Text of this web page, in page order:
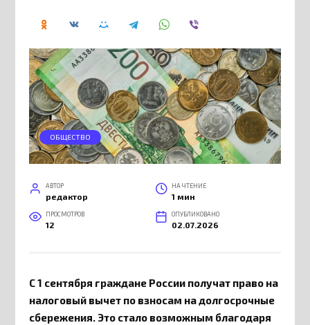
ОБЩЕСТВО
АВТОР
редактор
НА ЧТЕНИЕ
1 мин
ПРОСМОТРОВ
12
ОПУБЛИКОВАНО
02.07.2026
С 1 сентября граждане России получат право на
налоговый вычет по взносам на долгосрочные
сбережения. Это стало возможным благодаря